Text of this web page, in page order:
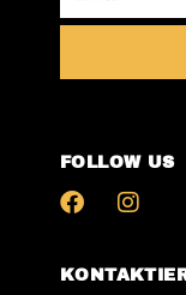
FOLLOW US